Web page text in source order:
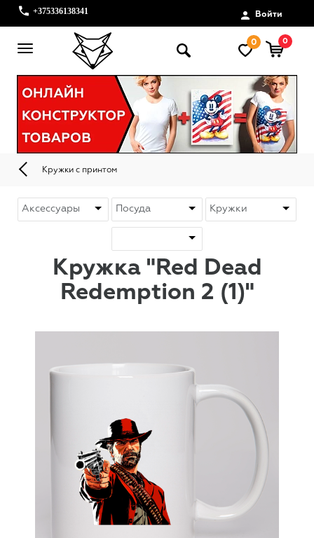
+375336138341 Войти
0 0
Кружки с принтом
Кружка "Red Dead
Redemption 2 (1)"